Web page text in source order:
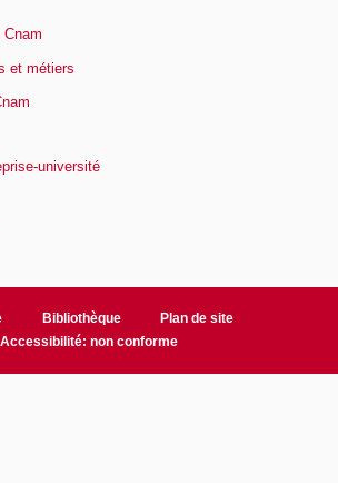
Cnam
et métiers
université
Bibliothèque
Plan de site
Accessibilité: non conforme